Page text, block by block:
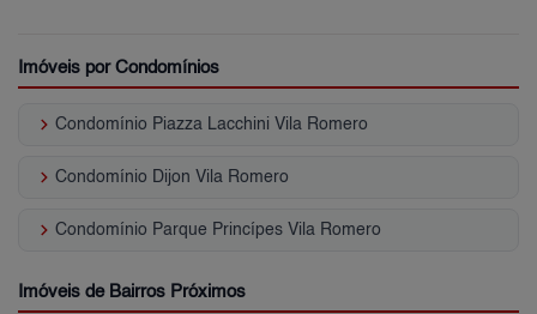
Imóveis por Condomínios
keyboard_arrow_right Condomínio Piazza Lacchini Vila Romero
keyboard_arrow_right Condomínio Dijon Vila Romero
keyboard_arrow_right Condomínio Parque Princípes Vila Romero
Imóveis de Bairros Próximos